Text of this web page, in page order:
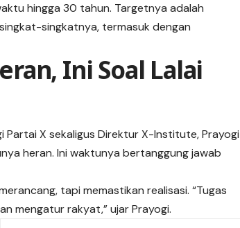
hingga 30 tahun. Targetnya adalah
singkatnya, termasuk dengan
Ini Soal Lalai
Partai Xsekaligus Direktur X-Institute, Prayogi
heran. Ini waktunya bertanggung jawab
tapi memastikan realisasi. “Tugas
mengatur rakyat,” ujar Prayogi.